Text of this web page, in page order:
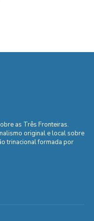
as Três Fronteiras.
original e local sobre
trinacional formada por